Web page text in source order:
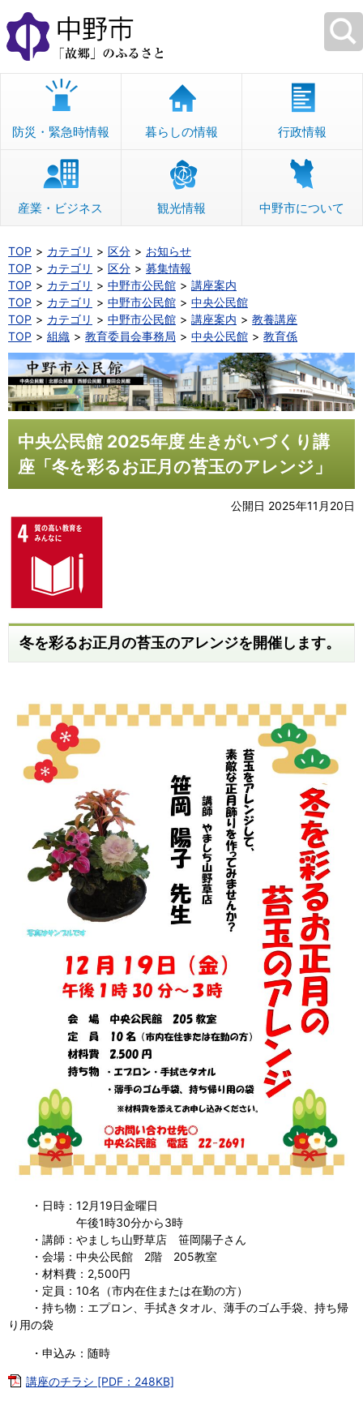
本
文
へ
移
防災・緊急時情報 暮らしの情報 行政情報
産業・ビジネス 観光情報 中野市について
TOP カテゴリ 区分
お知らせ
TOP
カテゴリ 区分
募集情報
TOP
カテゴリ 中野市公民館
講座案内
TOP
カテゴリ 中野市公民館
中央公民館
TOP
カテゴリ 中野市公民館 講座案内
教養講座
TOP
組織 教育委員会事務局 中央公民館 教育係
中央公民館 2025年度 生きがいづくり講
座「冬を彩るお正月の苔玉のアレンジ」
公開日 2025年11月20日
冬を彩るお正月の苔玉のアレンジを開催します。
・日時：12月19日金曜日
午後1時30分から3時
・講師：やましち山野草店 笹岡陽子さん
・会場：中央公民館 2階 205教室
・材料費：2,500円
・定員：10名（市内在住または在勤の方）
・持ち物：エプロン、手拭きタオル、薄手のゴム手袋、持ち帰
り用の袋
・申込み：随時
講座のチラシ [PDF：248KB]